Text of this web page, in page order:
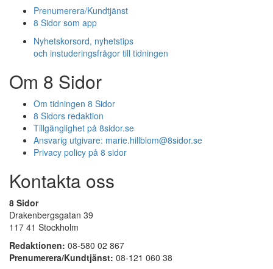
Prenumerera/Kundtjänst
8 Sidor som app
Nyhetskorsord, nyhetstips
och instuderingsfrågor till tidningen
Om 8 Sidor
Om tidningen 8 Sidor
8 Sidors redaktion
Tillgänglighet på 8sidor.se
Ansvarig utgivare: marie.hillblom@8sidor.se
Privacy policy på 8 sidor
Kontakta oss
8 Sidor
Drakenbergsgatan 39
117 41 Stockholm
Redaktionen: 08-580 02 867
Prenumerera/Kundtjänst: 08-121 060 38